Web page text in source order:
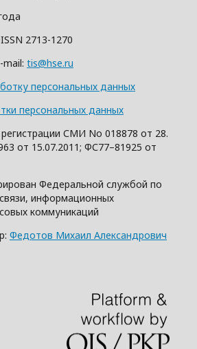
2713-1270
tis@hse.ru
персональных данных
персональных данных
СМИ No 018878 от 28.
от 15.07.2011; ФС77–81925 от
Федеральной службой по
информационных
коммуникаций
Федотов Михаил Александрович